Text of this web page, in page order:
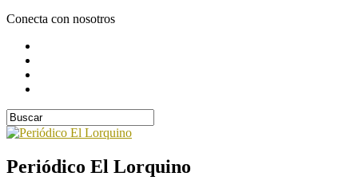
Conecta con nosotros
Periódico El Lorquino